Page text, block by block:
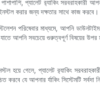
পাশাপাশি, প্যালেট র‍্যাকিং
করার জন্য দক্ষতার সাথে কাজ করবে।
পরিষেবার মাধ্যমে, আপনি
যাতে আপনি সবচেয়ে গুরুত্বপূর্ণ বিষয়ের
হয়ে গেলে, প্যালেট র‍্যাকিং
করবে যে আপনার র্যাকিং সিস্টেমটি